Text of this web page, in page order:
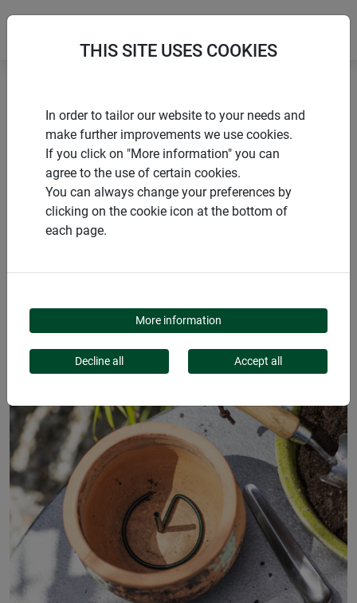
Accueil
Tuteurs pour fleurs et arbustes
Tuteur spécial plantes en pot
PRODUITS
TUTEUR SPÉCIAL
PLANTES EN POT
THIS SITE USES COOKIES
In order to tailor our website to your needs and
make further improvements we use cookies.
If you click on "More information" you can
agree to the use of certain cookies.
You can always change your preferences by
clicking on the cookie icon at the bottom of
each page.
More information
Decline all Accept all